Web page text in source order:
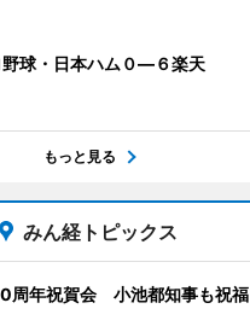
野球・日本ハム０―６楽天
もっと見る
みん経トピックス
周年祝賀会 小池都知事も祝福